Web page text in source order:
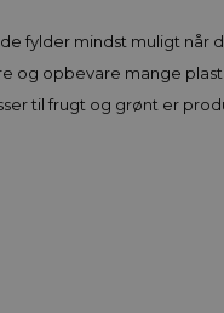
fylder mindst muligt når
og opbevare mange
til frugt og grønt er